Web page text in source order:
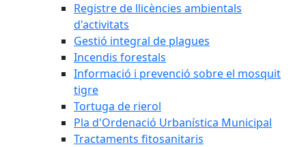
Registre de llicències ambientals
d'activitats
Gestió integral de plagues
Incendis forestals
Informació i prevenció sobre el mosquit
tigre
Tortuga de rierol
Pla d'Ordenació Urbanística Municipal
Tractaments fitosanitaris